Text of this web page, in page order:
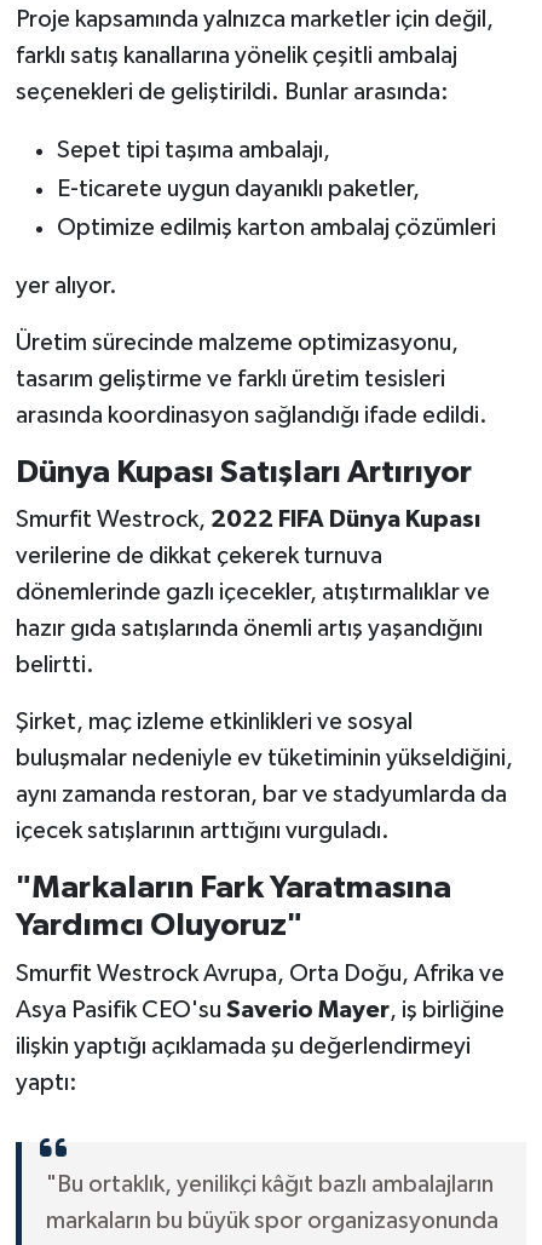
Proje kapsamında yalnızca marketler için değil,
farklı satış kanallarına yönelik çeşitli ambalaj
seçenekleri de geliştirildi. Bunlar arasında:
Sepet tipi taşıma ambalajı,
E-ticarete uygun dayanıklı paketler,
Optimize edilmiş karton ambalaj çözümleri
yer alıyor.
Üretim sürecinde malzeme optimizasyonu,
tasarım geliştirme ve farklı üretim tesisleri
arasında koordinasyon sağlandığı ifade edildi.
Dünya Kupası Satışları Artırıyor
Smurfit Westrock, 2022 FIFA Dünya Kupası
verilerine de dikkat çekerek turnuva
dönemlerinde gazlı içecekler, atıştırmalıklar ve
hazır gıda satışlarında önemli artış yaşandığını
belirtti.
Şirket, maç izleme etkinlikleri ve sosyal
buluşmalar nedeniyle ev tüketiminin yükseldiğini,
aynı zamanda restoran, bar ve stadyumlarda da
içecek satışlarının arttığını vurguladı.
"Markaların Fark Yaratmasına
Yardımcı Oluyoruz"
Smurfit Westrock Avrupa, Orta Doğu, Afrika ve
Asya Pasifik CEO'su Saverio Mayer, iş birliğine
ilişkin yaptığı açıklamada şu değerlendirmeyi
yaptı:
"Bu ortaklık, yenilikçi kâğıt bazlı ambalajların
markaların bu büyük spor organizasyonunda